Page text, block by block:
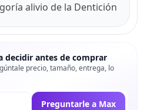
alivio de la Dentición
decidir antes de comprar
precio, tamaño, entrega, lo
Preguntarle a Max